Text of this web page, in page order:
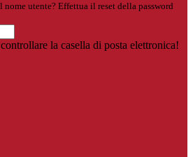
nome utente? Effettua il reset della password
la casella di posta elettronica!